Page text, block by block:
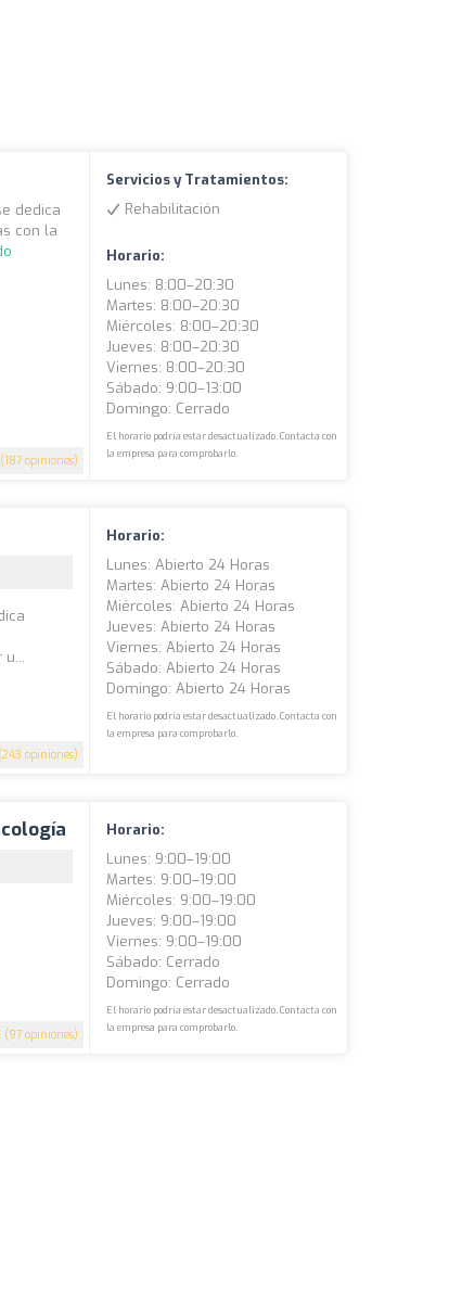
(187 opiniones)
dedica
con la
Servicios y Tratamientos:
Rehabilitación
Horario:
Lunes: 8:00–20:30
Martes: 8:00–20:30
Miércoles: 8:00–20:30
Jueves: 8:00–20:30
Viernes: 8:00–20:30
Sábado: 9:00–13:00
Domingo: Cerrado
El horario podría estar desactualizado. Contacta con
la empresa para comprobarlo.
(243 opiniones)
Horario:
Lunes: Abierto 24 Horas
Martes: Abierto 24 Horas
Miércoles: Abierto 24 Horas
Jueves: Abierto 24 Horas
Viernes: Abierto 24 Horas
Sábado: Abierto 24 Horas
Domingo: Abierto 24 Horas
El horario podría estar desactualizado. Contacta con
la empresa para comprobarlo.
(97 opiniones)
Horario:
Lunes: 9:00–19:00
Martes: 9:00–19:00
Miércoles: 9:00–19:00
Jueves: 9:00–19:00
Viernes: 9:00–19:00
Sábado: Cerrado
Domingo: Cerrado
El horario podría estar desactualizado. Contacta con
la empresa para comprobarlo.